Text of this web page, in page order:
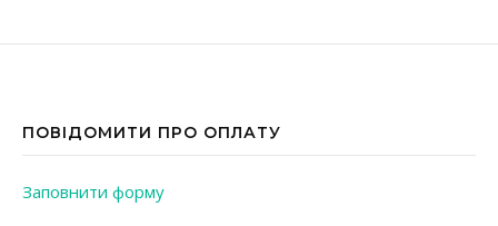
ПОВІДОМИТИ ПРО ОПЛАТУ
Заповнити форму